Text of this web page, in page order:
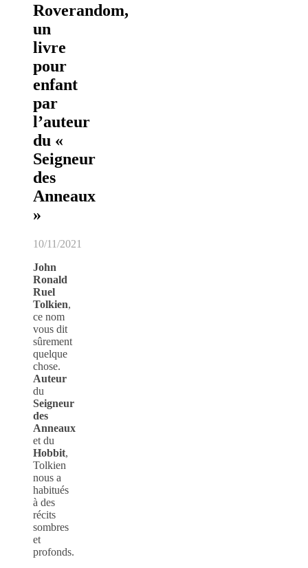
Roverandom,
un
livre
pour
enfant
par
l’auteur
du «
Seigneur
des
Anneaux
»
10/11/2021
John
Ronald
Ruel
Tolkien,
ce nom
vous dit
sûrement
quelque
chose.
Auteur
du
Seigneur
des
Anneaux
et du
Hobbit,
Tolkien
nous a
habitués
à des
récits
sombres
et
profonds.